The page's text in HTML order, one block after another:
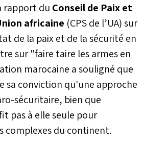
rapport du Conseil de Paix et
africaine (CPS de l’UA) sur
de la paix et de la sécurité en
sur "faire taire les armes en
marocaine a souligné que
sa conviction qu'une approche
sécuritaire, bien que
pas à elle seule pour
complexes du continent.